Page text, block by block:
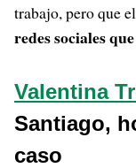
trabajo, pero que
redes sociales
Valentina
Santiago,
caso